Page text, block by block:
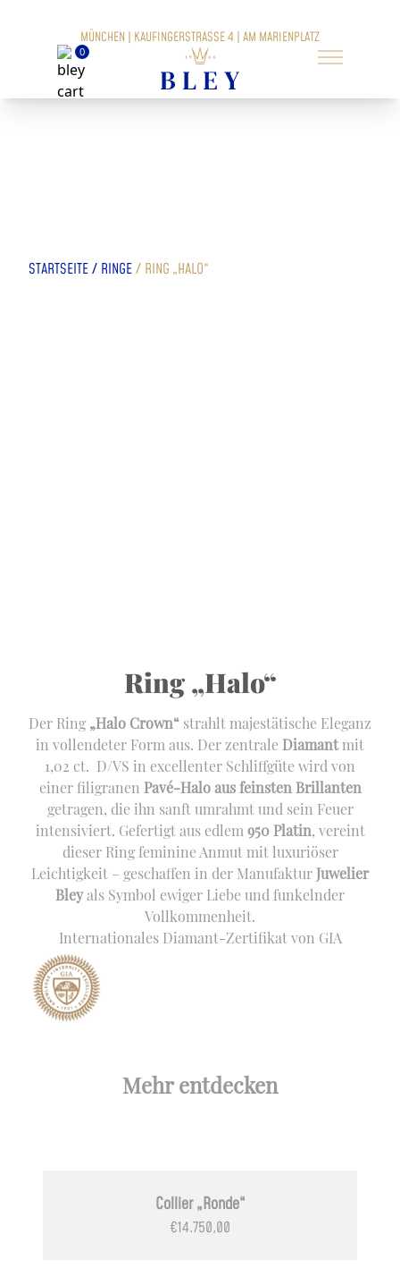
MÜNCHEN | KAUFINGERSTRASSE 4 | AM MARIENPLATZ
0
STARTSEITE/ RINGE/ RING „HALO“
Ring „Halo“
Der Ring „Halo Crown“ strahlt majestätische Eleganz
in vollendeter Form aus. Der zentrale Diamantmit
1,02 ct. D/VS in excellenter Schliffgüte wird von
einer filigranen Pavé-Halo aus feinsten Brillanten
getragen, die ihn sanft umrahmt und sein Feuer
intensiviert. Gefertigt aus edlem 950 Platin, vereint
dieser Ring feminine Anmut mit luxuriöser
Leichtigkeit – geschaffen in der ManufakturJuwelier
Bleyals Symbol ewiger Liebe und funkelnder
Vollkommenheit.
Internationales Diamant-Zertifikat von GIA
Mehr entdecken
Collier „Ronde“
€14.750,00